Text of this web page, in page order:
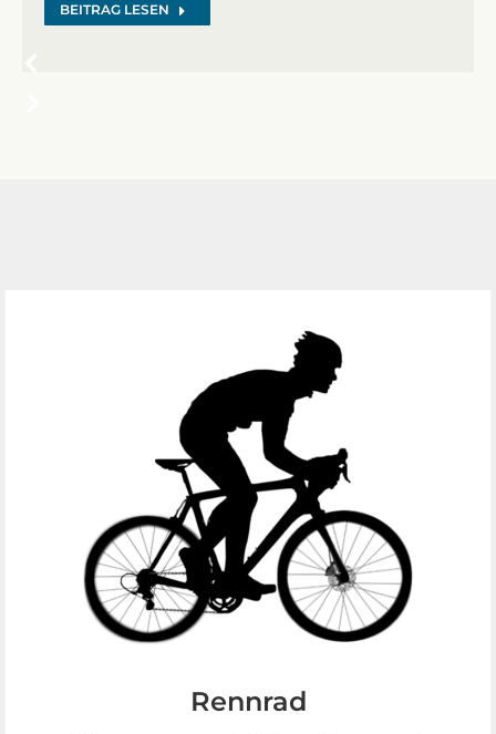
BEITRAG LESEN
Rennrad